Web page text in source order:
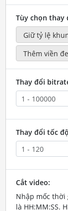
Tùy chọn thay
Thay đổi
Thay đổi tốc
Cắt video:
Nhập mốc
là HH:MM:SS.